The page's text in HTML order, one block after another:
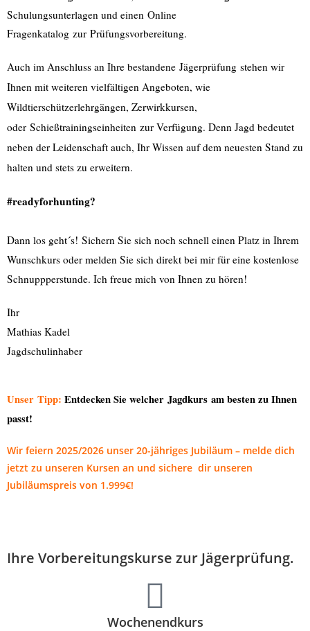
Schulungsunterlagen und einen Online
Fragenkatalog zur Prüfungsvorbereitung.
Auch im Anschluss an Ihre bestandene Jägerprüfung stehen wir
Ihnen mit weiteren vielfältigen Angeboten, wie
Wildtierschützerlehrgängen, Zerwirkkursen,
oder Schießtrainingseinheiten zur Verfügung. Denn Jagd bedeutet
neben der Leidenschaft auch, Ihr Wissen auf dem neuesten Stand zu
halten und stets zu erweitern.
#readyforhunting?
Dann los geht´s! Sichern Sie sich noch schnell einen Platz in Ihrem
Wunschkurs oder melden Sie sich direkt bei mir für eine kostenlose
Schnuppperstunde. Ich freue mich von Ihnen zu hören!
Ihr
Mathias Kadel
Jagdschulinhaber
Unser Tipp: Entdecken Sie welcher Jagdkurs am besten zu Ihnen
passt!
Wir feiern 2025/2026 unser 20-jähriges Jubiläum – melde dich
jetzt zu unseren Kursen an und sichere dir unseren
Jubiläumspreis von 1.999€!
Ihre Vorbereitungskurse zur Jägerprüfung.
Wochenendkurs